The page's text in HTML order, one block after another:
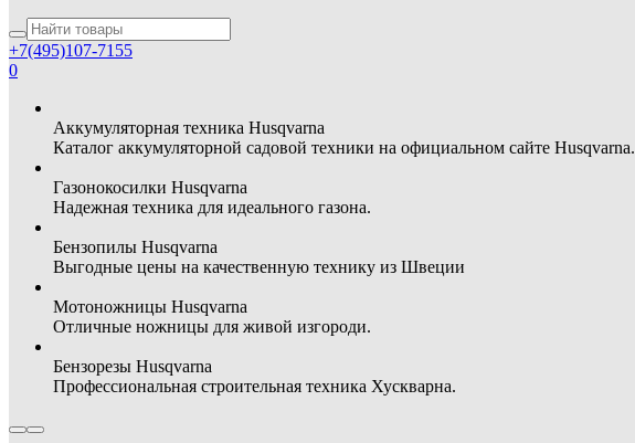
+7(495)107-7155
0
Аккумуляторная техника Husqvarna
Каталог аккумуляторной садовой техники на официальном сайте Husqvarna.
Газонокосилки Husqvarna
Надежная техника для идеального газона.
Бензопилы Husqvarna
Выгодные цены на качественную технику из Швеции
Мотоножницы Husqvarna
Отличные ножницы для живой изгороди.
Бензорезы Husqvarna
Профессиональная строительная техника Хускварна.